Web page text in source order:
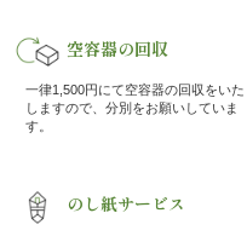
わ
り
注
空容器の回収
一律1,500円にて空容器の回収をいた
しますので、分別をお願いしていま
す。
のし紙サービス